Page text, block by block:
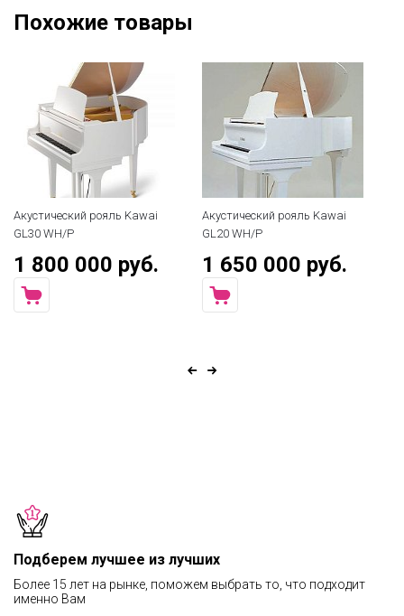
Похожие товары
Акустический рояль Kawai
GL30 WH/P
1 800 000 руб.
Акустический рояль Kawai
GL20 WH/P
1 650 000 руб.
Подберем лучшее из лучших
Более 15 лет на рынке, поможем выбрать то, что подходит
именно Вам